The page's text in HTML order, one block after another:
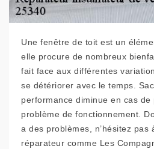
Une fenêtre de toit est un
elle procure de nombreux
fait face aux différentes
se détériorer avec le temps.
performance diminue en cas de
problème de fonctionnement.
a des problèmes, n’hésitez pas
réparateur comme Les